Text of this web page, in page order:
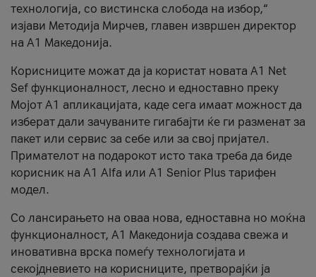
технологија, со вистинска слобода на избор,“
изјави Методија Мирчев, главен извршен директор
на А1 Македонија.
Корисниците можат да ја користат новата А1 Net
Sef функционалност, лесно и едноставно преку
Мојот А1 апликацијата, каде сега имаат можност да
изберат дали зачуваните гигабајти ќе ги разменат за
пакет или сервис за себе или за свој пријател.
Примателот на подарокот исто така треба да биде
корисник на А1 Alfa или A1 Senior Plus тарифен
модел.
Со лансирањето на оваа нова, едноставна но моќна
функционалност, А1 Македонија создава свежа и
иновативна врска помеѓу технологијата и
секојдневието на корисниците, претворајќи ја